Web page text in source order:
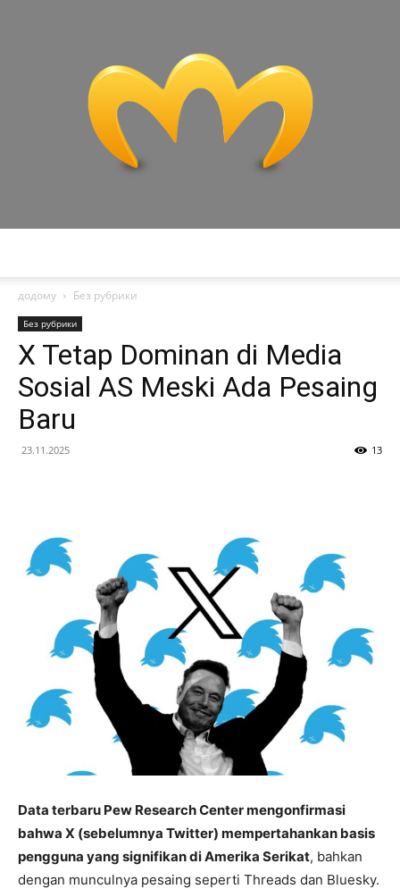
додому
Без рубрики
Без рубрики
X Tetap Dominan di Media
Sosial AS Meski Ada Pesaing
Baru
23.11.2025 13
Data terbaru Pew Research Center mengonfirmasi
bahwa X (sebelumnya Twitter) mempertahankan basis
pengguna yang signifikan di Amerika Serikat, bahkan
dengan munculnya pesaing seperti Threads dan Bluesky.